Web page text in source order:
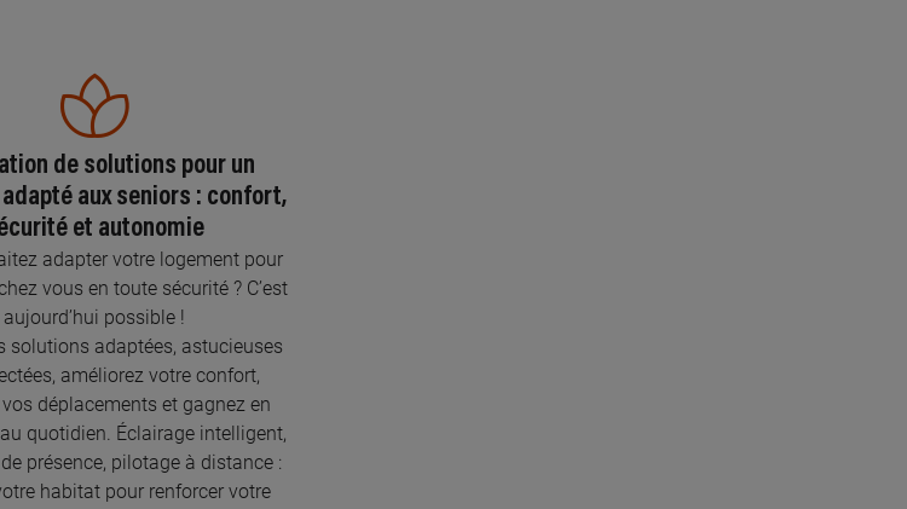
de solutions pour un
aux seniors : confort,
et autonomie
adapter votre logement pour
vous en toute sécurité ? C’est
aujourd’hui possible !
solutions adaptées, astucieuses
améliorez votre confort,
déplacements et gagnez en
quotidien. Éclairage intelligent,
présence, pilotage à distance :
habitat pour renforcer votre